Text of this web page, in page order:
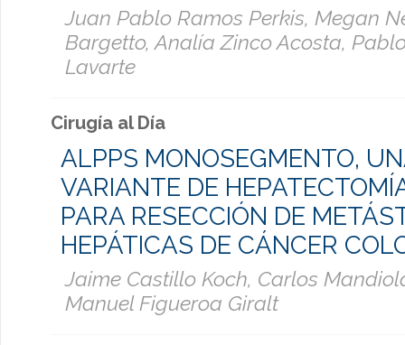
Juan Pablo Ramos Perkis, Megan
Bargetto, Analía Zinco Acosta,
Lavarte
Cirugía al Día
ALPPS MONOSEGMENTO,
VARIANTE DE
PARA RESECCIÓN DE
HEPÁTICAS DE CÁNCER
Jaime Castillo Koch, Carlos
Manuel Figueroa Giralt